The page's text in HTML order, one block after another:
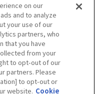
阪神百貨店E-
on our
and to analyze
your use of our
partners, who
that you have
from your
to opt-out of our
partners. Please
to opt-out or
website. Cookie